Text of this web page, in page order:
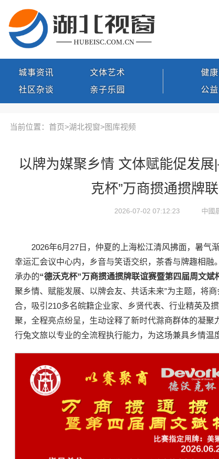
城事资讯
社区杂谈
文体艺术
亲子乐园
健
公
当前位置：首页>湖北视窗>图库视频
以牌为媒聚乡情 文体赋能促发
克杯”万商掼通掼牌
2026-07-02 07:12:23 中國
2026年6月27日，仲夏的上海松江清风拂面，暑气
幸运汇会议中心内，乡音与笑语交织，茶香与牌趣相
承办的“德沃克杯”万商掼通掼牌联谊赛暨第四届周文斌
聚乡情、赋能发展、以牌会友、共话未来”为主题，将
合，吸引210多名皖籍企业家、乡贤代表、行业精英及
聚，全程亮点纷呈，生动诠释了新时代滁商群体的凝
行兔文旅以专业的全流程执行能力，为这场兼具乡情